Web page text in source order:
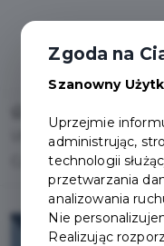
Utrudnienia w ruchu w
Czekanowskiego i A.
Zgoda na
Szanowny
Uprzejmie
administrując,
technologii
przetwarzania
analizowania
Nie
Realizując